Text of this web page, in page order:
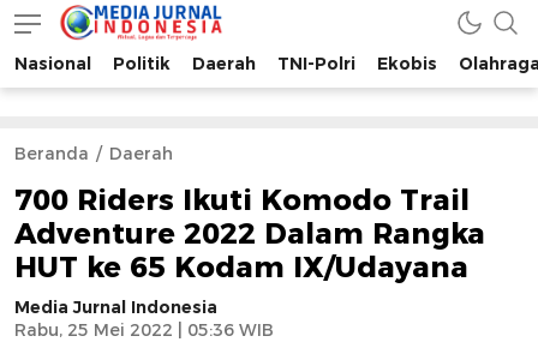
Media Jurnal Indonesia
Bersama Membangun Indonesia
Nasional Politik Daerah TNI-Polri Ekobis
Beranda Daerah
700 Riders Ikuti Komodo Trail
Adventure 2022 Dalam Rangka
HUT ke 65 Kodam IX/Udayana
Media Jurnal Indonesia
Rabu, 25 Mei 2022 | 05:36 WIB